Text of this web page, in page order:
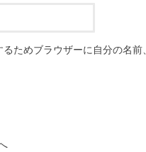
ためブラウザーに自分の名前